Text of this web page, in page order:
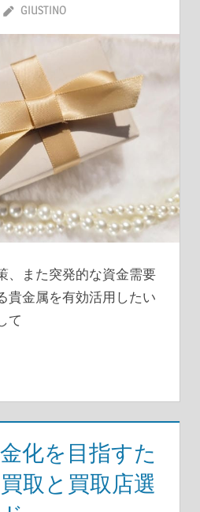
GIUSTINO
、また突発的な資金需要
貴金属を有効活用したい
て
化を目指すた
取と買取店選